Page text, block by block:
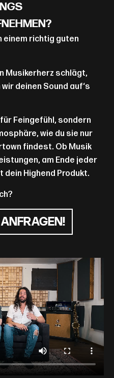
einem richtig guten
Musikerherz schlägt,
deinen Sound auf‘s
Feingefühl, sondern
wie du sie nur
findest. Ob Musik
am Ende jeder
dein Highend Produkt.